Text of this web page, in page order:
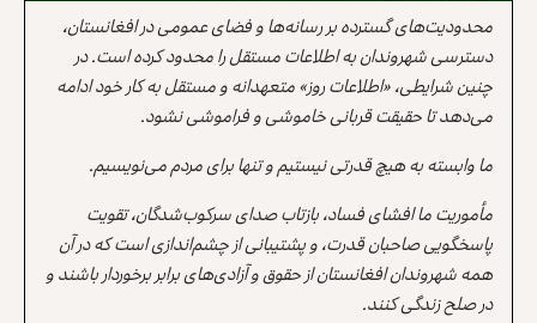
محدودیت‌های گسترده بر رسانه‌ها و فضای عمومی در افغانستان،
دسترسی شهروندان به اطلاعات مستقل را محدود کرده است. در
چنین شرایطی، «اطلاعات روز» متعهدانه و مستقل به کار خود ادامه
می‌دهد تا حقیقت قربانی خاموشی و فراموشی نشود.
ما وابسته به هیچ قدرتی نیستیم و تنها برای مردم می‌نویسیم.
مأموریت ما افشای فساد، بازتاب صدای سرکوب‌شدگان، تقویت
پاسخگویی صاحبان قدرت، و پشتیبانی از چشم‌اندازی است که در آن
همه شهروندان افغانستان از حقوق و آزادی‌های برابر برخوردار باشند و
در صلح زندگی کنند.